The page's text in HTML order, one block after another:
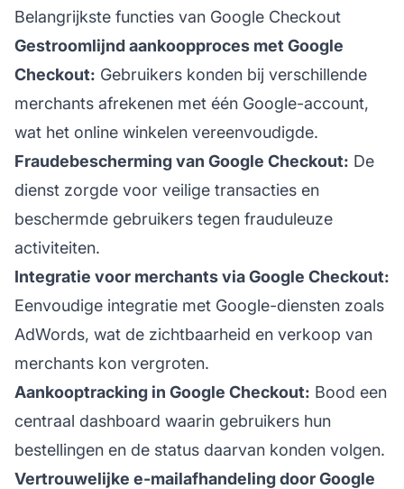
Belangrijkste functies van Google Checkout
Gestroomlijnd aankoopproces met Google
Checkout: Gebruikers konden bij verschillende
merchants afrekenen met één Google-account,
wat het online winkelen vereenvoudigde.
Fraudebescherming van Google Checkout: De
dienst zorgde voor veilige transacties en
beschermde gebruikers tegen frauduleuze
activiteiten.
Integratie voor merchants via Google Checkout:
Eenvoudige integratie met Google-diensten zoals
AdWords, wat de zichtbaarheid en verkoop van
merchants kon vergroten.
Aankooptracking in Google Checkout: Bood een
centraal dashboard waarin gebruikers hun
bestellingen en de status daarvan konden volgen.
Vertrouwelijke e-mailafhandeling door Google